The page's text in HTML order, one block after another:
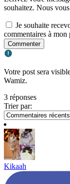
souhaitez. Nous
Je souhaite
commentaires à mon
Commenter
Votre post sera
Wamiz.
3 réponses
Trier par:
Kikaah